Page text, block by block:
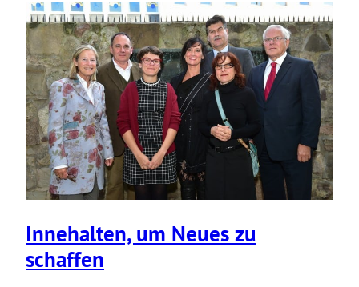
Innehalten, um Neues zu
schaffen